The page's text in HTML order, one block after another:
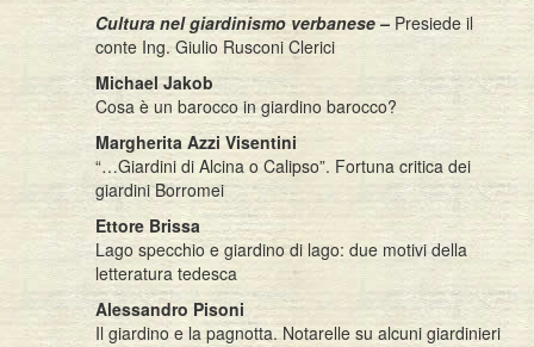
Cultura nel giardinismo verbanese – Presiede il
conte Ing. Giulio Rusconi Clerici
Michael Jakob
Cosa è un barocco in giardino barocco?
Margherita Azzi Visentini
“…Giardini di Alcina o Calipso”. Fortuna critica dei
giardini Borromei
Ettore Brissa
Lago specchio e giardino di lago: due motivi della
letteratura tedesca
Alessandro Pisoni
Il giardino e la pagnotta. Notarelle su alcuni giardinieri